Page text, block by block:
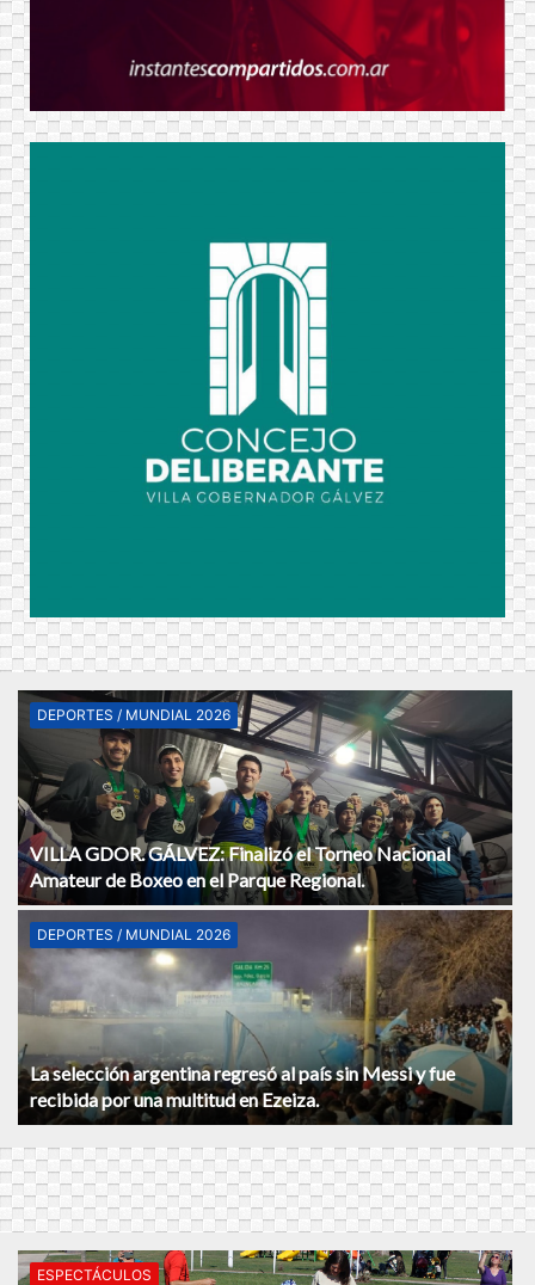
DEPORTES / MUNDIAL 2026
VILLA GDOR. GÁLVEZ: Finalizó el Torneo Nacional
Amateur de Boxeo en el Parque Regional.
DEPORTES / MUNDIAL 2026
La selección argentina regresó al país sin Messi y fue
recibida por una multitud en Ezeiza.
ESPECTÁCULOS